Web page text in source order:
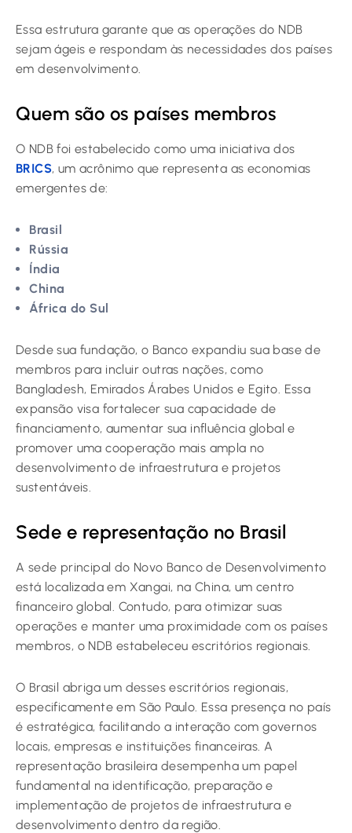
Essa estrutura garante que as operações do NDB
sejam ágeis e respondam às necessidades dos países
em desenvolvimento.
Quem são os países membros
O NDB foi estabelecido como uma iniciativa dos
BRICS, um acrônimo que representa as economias
emergentes de:
Brasil
Rússia
Índia
China
África do Sul
Desde sua fundação, o Banco expandiu sua base de
membros para incluir outras nações, como
Bangladesh, Emirados Árabes Unidos e Egito. Essa
expansão visa fortalecer sua capacidade de
financiamento, aumentar sua influência global e
promover uma cooperação mais ampla no
desenvolvimento de infraestrutura e projetos
sustentáveis.
Sede e representação no Brasil
A sede principal do Novo Banco de Desenvolvimento
está localizada em Xangai, na China, um centro
financeiro global. Contudo, para otimizar suas
operações e manter uma proximidade com os países
membros, o NDB estabeleceu escritórios regionais.
O Brasil abriga um desses escritórios regionais,
especificamente em São Paulo. Essa presença no país
é estratégica, facilitando a interação com governos
locais, empresas e instituições financeiras. A
representação brasileira desempenha um papel
fundamental na identificação, preparação e
implementação de projetos de infraestrutura e
desenvolvimento dentro da região.